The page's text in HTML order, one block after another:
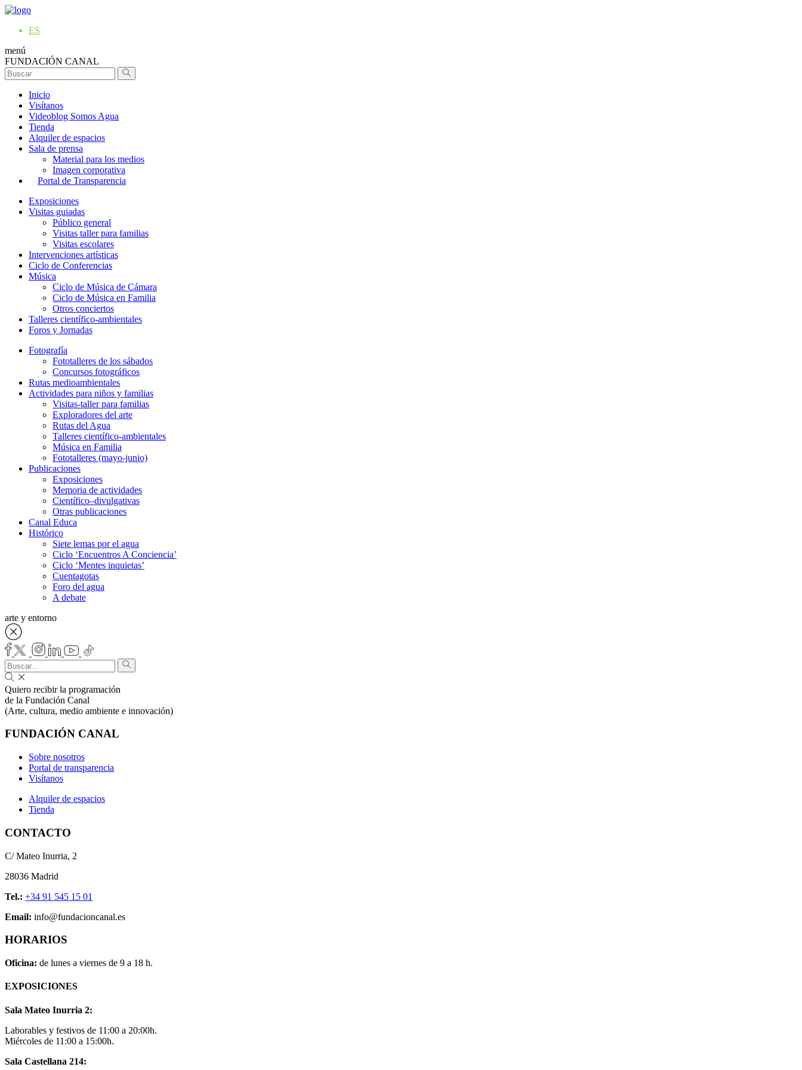
ES
menú
FUNDACIÓN CANAL
Inicio
Visítanos
Videoblog Somos Agua
Tienda
Alquiler de espacios
Sala de prensa
Material para los medios
Imagen corporativa
Portal de Transparencia
Exposiciones
Visitas guiadas
Público general
Visitas taller para familias
Visitas escolares
Intervenciones artísticas
Ciclo de Conferencias
Música
Ciclo de Música de Cámara
Ciclo de Música en Familia
Otros conciertos
Talleres científico-ambientales
Foros y Jornadas
Fotografía
Fototalleres de los sábados
Concursos fotográficos
Rutas medioambientales
Actividades para niños y familias
Visitas-taller para familias
Exploradores del arte
Rutas del Agua
Talleres científico-ambientales
Música en Familia
Fototalleres (mayo-junio)
Publicaciones
Exposiciones
Memoria de actividades
Científico–divulgativas
Otras publicaciones
Canal Educa
Histórico
Siete lemas por el agua
Ciclo ‘Encuentros A Conciencia’
Ciclo ‘Mentes inquietas’
Cuentagotas
Foro del agua
A debate
arte y entorno
Quiero recibir la programación
de la Fundación Canal
(Arte, cultura, medio ambiente e innovación)
FUNDACIÓN CANAL
Sobre nosotros
Portal de transparencia
Visítanos
Alquiler de espacios
Tienda
CONTACTO
C/ Mateo Inurria, 2
28036 Madrid
Tel.: +34 91 545 15 01
Email: info@fundacioncanal.es
HORARIOS
Oficina: de lunes a viernes de 9 a 18 h.
EXPOSICIONES
Sala Mateo Inurria 2:
Laborables y festivos de 11:00 a 20:00h.
Miércoles de 11:00 a 15:00h.
Sala Castellana 214: